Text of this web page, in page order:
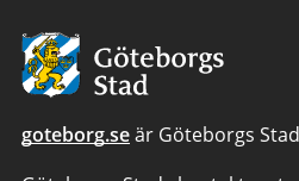
Avsändare:
Göteborgs
Stad
goteborg.seär Göteborgs